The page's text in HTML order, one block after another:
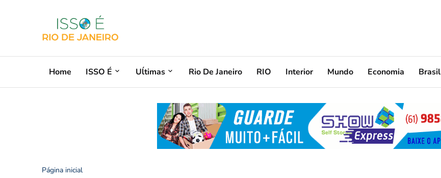
Home ISSO É Uĺtimas Rio De Janeiro RIO Interior Mundo Economia Brasil
Página inicial